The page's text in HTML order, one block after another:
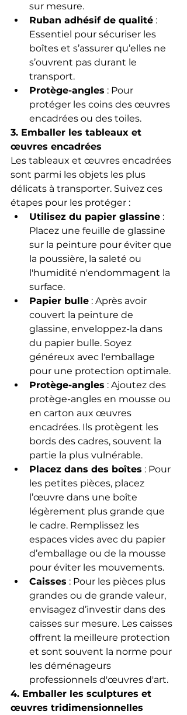
sur mesure.
Ruban adhésif de qualité :
Essentiel pour sécuriser les
boîtes et s’assurer qu’elles ne
s’ouvrent pas durant le
transport.
Protège-angles : Pour
protéger les coins des œuvres
encadrées ou des toiles.
3. Emballer les tableaux et
œuvres encadrées
Les tableaux et œuvres encadrées
sont parmi les objets les plus
délicats à transporter. Suivez ces
étapes pour les protéger :
Utilisez du papier glassine :
Placez une feuille de glassine
sur la peinture pour éviter que
la poussière, la saleté ou
l'humidité n'endommagent la
surface.
Papier bulle : Après avoir
couvert la peinture de
glassine, enveloppez-la dans
du papier bulle. Soyez
généreux avec l'emballage
pour une protection optimale.
Protège-angles : Ajoutez des
protège-angles en mousse ou
en carton aux œuvres
encadrées. Ils protègent les
bords des cadres, souvent la
partie la plus vulnérable.
Placez dans des boîtes : Pour
les petites pièces, placez
l’œuvre dans une boîte
légèrement plus grande que
le cadre. Remplissez les
espaces vides avec du papier
d’emballage ou de la mousse
pour éviter les mouvements.
Caisses : Pour les pièces plus
grandes ou de grande valeur,
envisagez d’investir dans des
caisses sur mesure. Les caisses
offrent la meilleure protection
et sont souvent la norme pour
les déménageurs
professionnels d'œuvres d'art.
4. Emballer les sculptures et
œuvres tridimensionnelles